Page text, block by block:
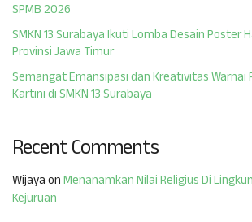
SPMB 2026
SMKN 13 Surabaya Ikuti Lomba Desain Poster
Provinsi Jawa Timur
Semangat Emansipasi dan Kreativitas Warnai
Kartini di SMKN 13 Surabaya
Recent Comments
WijayaonMenanamkan Nilai Religius Di
Kejuruan